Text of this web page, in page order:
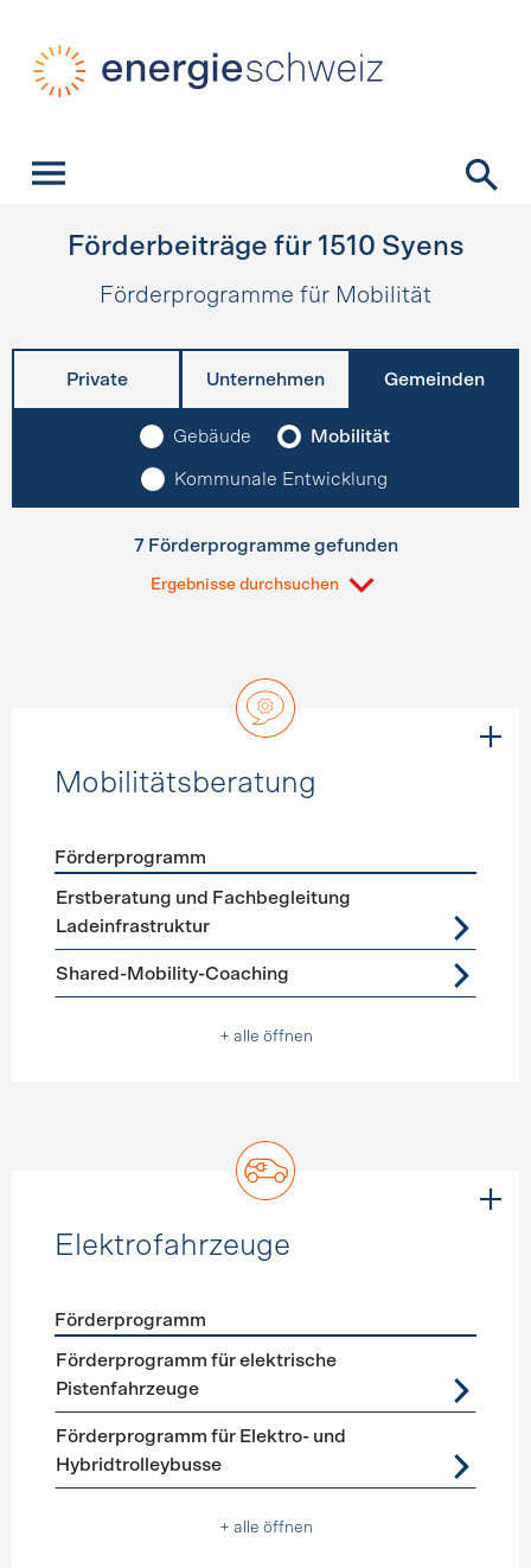
Förderbeiträge für 1510 Syens
Förderprogramme für Mobilität
Private Unternehmen Gemeinden
Gebäude Mobilität
Kommunale Entwicklung
7 Förderprogramme gefunden
Ergebnisse durchsuchen
Mobilitätsberatung
Förderprogramme Mobilitätsberatung
Förderprogramm
Erstberatung und Fachbegleitung
Ladeinfrastruktur
Shared-Mobility-Coaching
+ alle öffnen
Elektrofahrzeuge
Förderprogramme Elektrofahrzeuge
Förderprogramm
Förderprogramm für elektrische
Pistenfahrzeuge
Förderprogramm für Elektro- und
Hybridtrolleybusse
+ alle öffnen